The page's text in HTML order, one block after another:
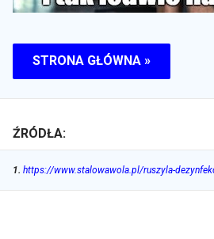
STRONA GŁÓWNA »
ŹRÓDŁA:
1. https://www.stalowawola.pl/ruszyla-